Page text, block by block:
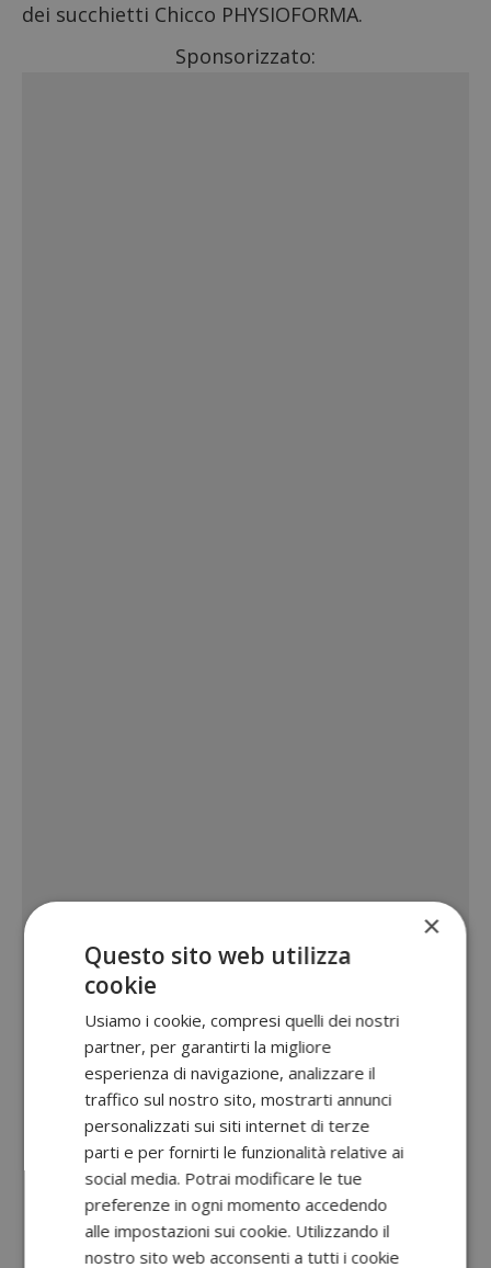
dei succhietti Chicco PHYSIOFORMA.
Sponsorizzato:
×
Questo sito web utilizza
cookie
Usiamo i cookie, compresi quelli dei nostri
partner, per garantirti la migliore
esperienza di navigazione, analizzare il
traffico sul nostro sito, mostrarti annunci
personalizzati sui siti internet di terze
parti e per fornirti le funzionalità relative ai
social media. Potrai modificare le tue
preferenze in ogni momento accedendo
alle impostazioni sui cookie. Utilizzando il
nostro sito web acconsenti a tutti i cookie